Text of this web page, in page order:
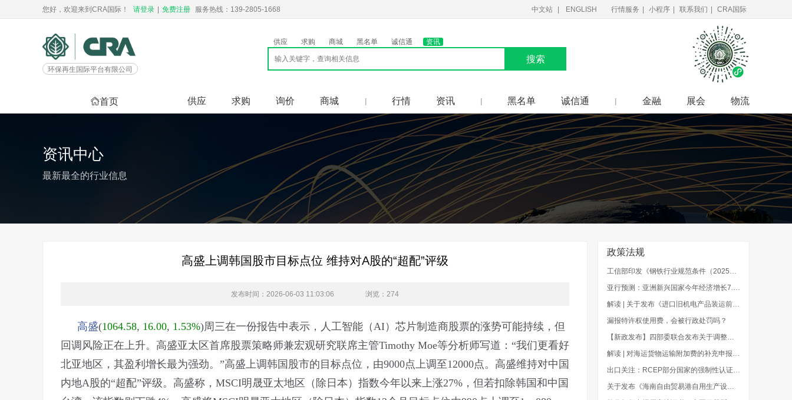
您好，欢迎来到CRA国际！ 请登录 免费注册 服务热线：139-2805-1668 中文站 ENGLISH 行情服务 小程序 联系我们 CRA国际
环保再生国际平台有限公司
供应 求购 商城 黑名单 诚信通 资讯
搜索
首页 供应 求购 询价 商城 行情 资讯 黑名单 诚信通 金融 展会 物流
资讯中心
最新最全的行业信息
高盛上调韩国股市目标点位 维持对A股的“超配”评级
发布时间：2026-06-03 11:03:06 浏览 ：274
高盛(1064.58, 16.00, 1.53%)周三在一份报告中表示，人工智能（AI）芯片制造商股票的涨势可能持续，但
回调风险正在上升。高盛亚太区首席股票策略师兼宏观研究联席主管Timothy Moe等分析师写道：“我们更看好
北亚地区，其盈利增长最为强劲。”高盛上调韩国股市的目标点位，由9000点上调至12000点。高盛维持对中国
内地A股的“超配”评级。高盛称，MSCI明晟亚太地区（除日本）指数今年以来上涨27%，但若扣除韩国和中国
政策法规
工信部印发《钢铁行业规范条件（2025年版）》
亚行预测：亚洲新兴国家今年经济增长7.2%
解读 | 关于发布《进口旧机电产品装运前检验监督管理实施细则》的公告
漏报特许权使用费，会被行政处罚吗？
【新政发布】四部委联合发布关于调整废弃电器电子产品处理基金补贴标准的通知
解读 | 对海运货物运输附加费的补充申报，企业知多少？
出口关注：RCEP部分国家的强制性认证制度
关于发布《海南自由贸易港自用生产设备“零关税”政策海关实施办法（试行）》的公告